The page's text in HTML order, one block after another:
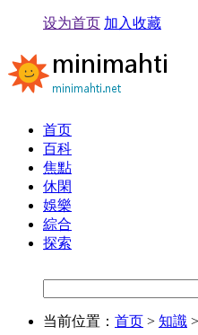
设为首页 加入收藏
首页
百科
焦點
休閑
娛樂
綜合
探索
当前位置： 首页 > 知識 >